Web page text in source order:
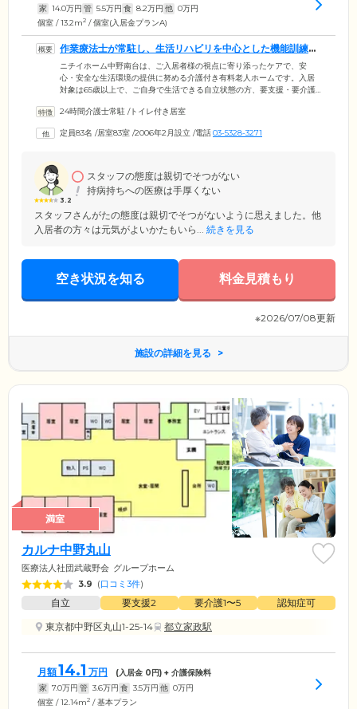
家 14.0万円 管 5.5万円 食 8.2万円 他 0万円
個室 / 13.2m2 / 個室(入居金プランA)
作業療法士が常駐し、生活リハビリを中心とした機能訓練を
提供します
ニチイホーム中野南台は、ご入居者様の視点に寄り添ったケアで、安
心・安全な生活環境の提供に努める介護付き有料老人ホームです。入居
対象は65歳以上で、ご自身で生活できる自立状態の方、要支援・要介護
排せつなどの身体介助、生活支援サポートのほか、常駐の作業療法士に
ビリ」を中心に、個別プログラムやゲーム要素を盛り込んだレクリエー
24時間介護士常駐 /トイレ付き居室
定員83名 /居室83室 /2006年2月設立 /電話03-5328-3271
3.2
スタッフの態度は親切でそつがない
持病持ちへの医療は手厚くない
スタッフさんがたの態度は親切でそつがないように思えました。他
入居者の方々は元気がよいかたもいら... 続きを見る
空き状況を知る 料金見積もり
※2026/07/08更新
施設の詳細を見る
満室
カルナ中野丸山
医療法人社団武蔵野会 グループホーム
3.9 (口コミ3件)
自立 要支援2 要介護1〜5
認知症可
東京都中野区丸山1-25-14
都立家政駅
月額14.1 万円 (入居金 0 円) + 介護保険料
家 7.0万円 管 3.6万円 食 3.5万円 他 0万円
個室 / 12.14m2 / 基本プラン